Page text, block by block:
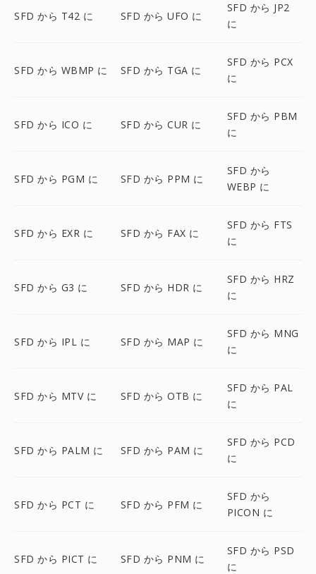
SFD から T42 に SFD から UFO に
SFD から JP2
に
SFD から WBMP に SFD から TGA に
SFD から PCX
に
SFD から ICO に SFD から CUR に
SFD から PBM
に
SFD から PGM に SFD から PPM に
SFD から
WEBP に
SFD から EXR に SFD から FAX に
SFD から FTS
に
SFD から G3 に SFD から HDR に
SFD から HRZ
に
SFD から IPL に SFD から MAP に
SFD から MNG
に
SFD から MTV に SFD から OTB に
SFD から PAL
に
SFD から PALM に SFD から PAM に
SFD から PCD
に
SFD から PCT に SFD から PFM に
SFD から
PICON に
SFD から PICT に SFD から PNM に
SFD から PSD
に